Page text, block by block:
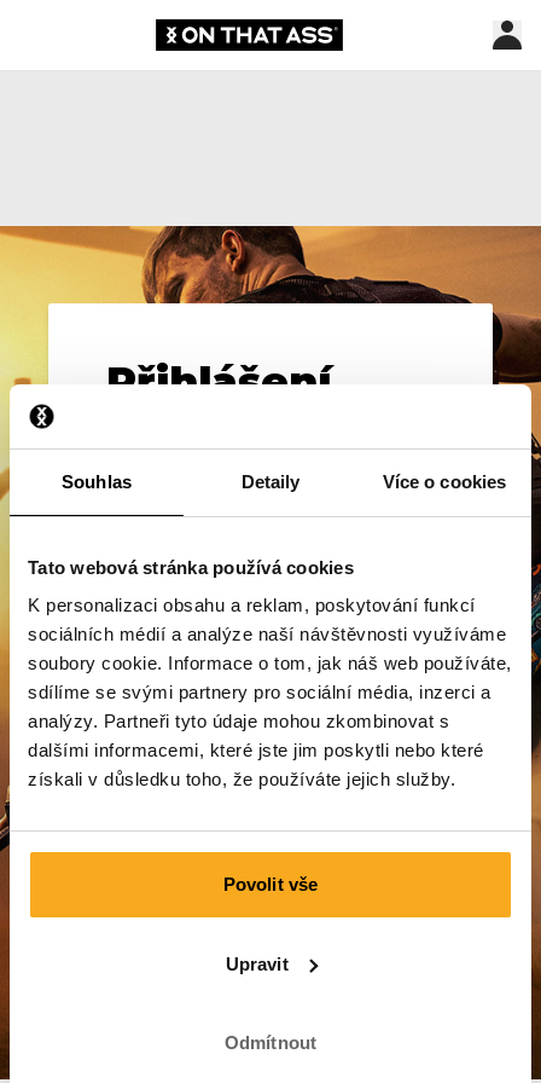
Souhlas Detaily Více o cookies
Tato webová stránka používá cookies
K personalizaci obsahu a reklam, poskytování funkcí
sociálních médií a analýze naší návštěvnosti využíváme
soubory cookie. Informace o tom, jak náš web používáte,
sdílíme se svými partnery pro sociální média, inzerci a
analýzy. Partneři tyto údaje mohou zkombinovat s
dalšími informacemi, které jste jim poskytli nebo které
získali v důsledku toho, že používáte jejich služby.
Povolit vše
Upravit
Odmítnout
Přihlášení
Obnovit heslo
Přihlášení